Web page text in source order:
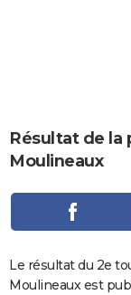
CARTE DE VOEUX
Carte de Noël
Carte Bonne année
Carte Saint-Valentin
Carte Pâques
Carte d'anniversaire
DICTIONNAIRE
Dictionnaire
Biographies
Expressions
Proverbes
PROGRAMME TV
S'inscrire
Se connecter
Lycées
Collèges
Primaires
Universités
Entreprises
Service militaire
Avis de recherche
AVIS DE DÉCÈS
Résultat de la
Moulineaux
Le résultat du 2e
Moulineaux est